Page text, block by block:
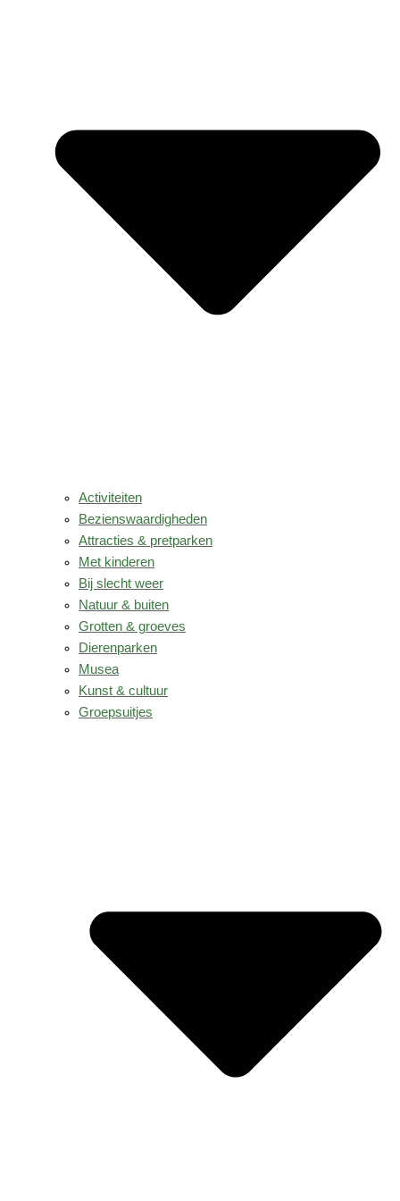
Activiteiten
Bezienswaardigheden
Attracties & pretparken
Met kinderen
Bij slecht weer
Natuur & buiten
Grotten & groeves
Dierenparken
Musea
Kunst & cultuur
Groepsuitjes